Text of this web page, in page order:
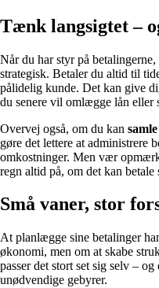
Tænk langsigtet –
Når du har styr på
strategisk. Betaler du altid til
pålidelig kunde. Det kan give
du senere vil omlægge lån eller
Overvej også, om du kan
gøre det lettere at administrere
omkostninger. Men vær
regn altid på, om det kan betale
Små vaner, stor
At planlægge sine betalinger
økonomi, men om at skabe
passer det stort set sig selv –
unødvendige gebyrer.